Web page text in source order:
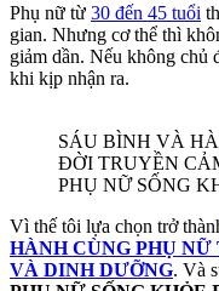
Phụ nữ từ 30 đến 45 tuổi
gian. Nhưng cơ thể thì
giảm dần. Nếu không chủ
khi kịp nhận ra.
SÁU BÌNH VÀ
ĐỜI TRUYỀN
PHỤ NỮ SỐNG
Vì thế tôi lựa chọn trở
HÀNH CÙNG PHỤ
VÀ DINH DƯỠNG. Và